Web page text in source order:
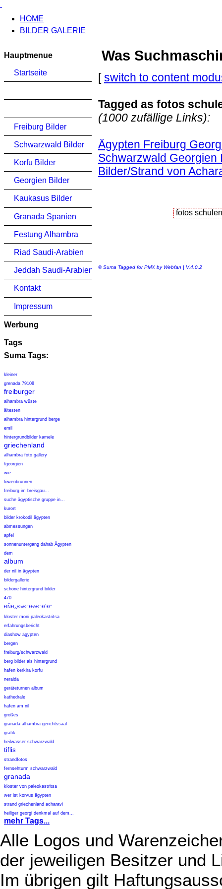
HOME
BILDER GALERIE
Hauptmenue
Startseite
Freiburg Bilder
Schwarzwald Bilder
Korfu Bilder
Georgien Bilder
Kaukasus Bilder
Granada Spanien
Festung Alhambra
Riad Saudi-Arabien
Jeddah Saudi-Arabien
Kontakt
Impressum
Werbung
Tags
Suma Tags:
kleiner
grenada 79108
freiburger
alhambra wüste
ältesten
alhambra hintergrund berge
emil
hintergrundbilder kamele
griechenland
alhambra foto gallery
/georgien
wie
löwenbrunnen
freiburg im breisgau...
suche ägyptische gruppe in...
kurort
bilder krokodil ägypten
abmessungen
apfel
sonnenuntergang dahab Ägypten
dem
album
der nil in ägypten
bildergallerie
schöne hintergrund bilder
470
Ð­ÑÐ¿Ð»Ð°Ð½Ð°Ð´Ð°
kloster moni paleokastritsa
erfahrungsbericht
diashow ägypten
bergen
freiburg/schwarzwald
berg bilder als hintergrund
hafen kerkira korfu
neraida
geräteturnen album
kathedrale
hafen am nil
großes
granada alhambra gerichtssaal
grafik
heilwasser schwarzwald
tiflis
strandfotos
fernsehturm schwarzwald
granada
kloster von paleokastritsa
wer ist korvus ägypten
strand griechenland acharavi
heiliger georgi denkmal auf dem...
mehr Tags...
Was
[switch to content
Tagged as fotos
(1000 zufällige Links):
Ägypten Freiburg
Schwarzwald Georgien
Bilder/Strand von
© Suma Tagged for PMX by Webfan | V.4.0.2
Alle Logos und
der jeweiligen Besitzer und
Im übrigen gilt